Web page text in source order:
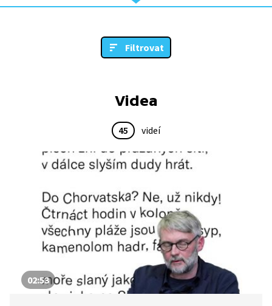
Filtrovat
Videa
45 videí
02:53